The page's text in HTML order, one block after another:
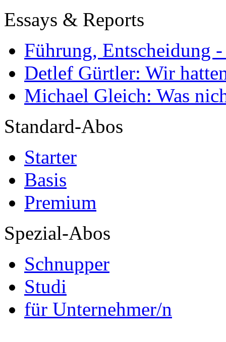
Essays & Reports
Führung, Entscheidung
Detlef Gürtler: Wir
Michael Gleich: Was
Standard-Abos
Starter
Basis
Premium
Spezial-Abos
Schnupper
Studi
für Unternehmer/n